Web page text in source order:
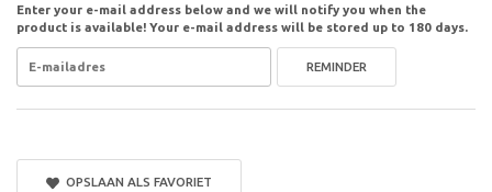
Enter your e-mail address below and we will notify you when the
product is available! Your e-mail address will be stored up to 180 days.
REMINDER
OPSLAAN ALS FAVORIET